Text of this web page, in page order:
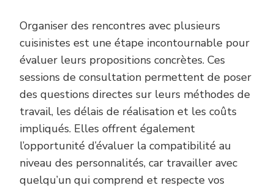
Organiser des rencontres avec plusieurs
cuisinistes est une étape incontournable pour
évaluer leurs propositions concrètes. Ces
sessions de consultation permettent de poser
des questions directes sur leurs méthodes de
travail, les délais de réalisation et les coûts
impliqués. Elles offrent également
l’opportunité d’évaluer la compatibilité au
niveau des personnalités, car travailler avec
quelqu’un qui comprend et respecte vos